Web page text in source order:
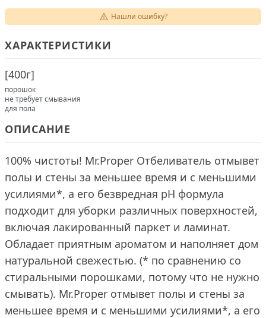
Нашли ошибку?
ХАРАКТЕРИСТИКИ
[400г]
порошок
не требует смывания
для пола
ОПИСАНИЕ
100% чистоты! Mr.Proper Отбеливатель отмывет
полы и стены за меньшее время и с меньшими
усилиями*, а его безвредная рН формула
подходит для уборки различных поверхностей,
включая лакированный паркет и ламинат.
Обладает приятным ароматом и наполняет дом
натуральной свежестью. (* по сравнению со
стиральными порошками, потому что не нужно
смывать). Mr.Proper отмывет полы и стены за
меньшее время и с меньшими усилиями*, а его